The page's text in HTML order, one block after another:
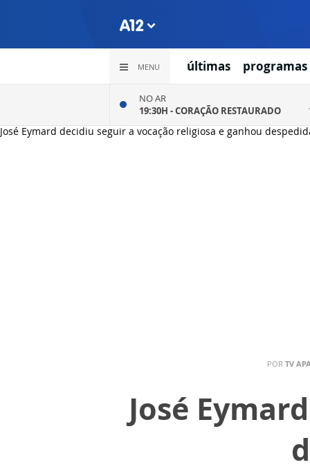
José Eymard decidiu seguir a vocação religiosa e ganhou
MENU últimas programas
NO AR
19:30H -CORAÇÃO RESTAURADO
POR TV
José